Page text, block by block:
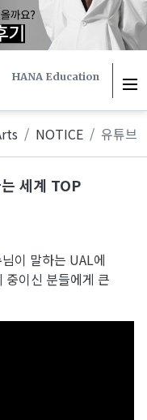
HANA Education
NOTICE 유튜브
세계 TOP
이 말하는 UAL에
중이신 분들에게 큰